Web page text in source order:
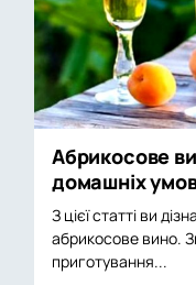
Абрикосове
домашніх
З цієї статті ви
абрикосове вино.
приготування...